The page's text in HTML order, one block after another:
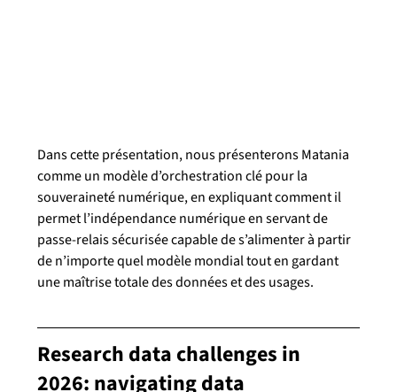
Dans cette présentation, nous présenterons Matania
comme un modèle d’orchestration clé pour la
souveraineté numérique, en expliquant comment il
permet l’indépendance numérique en servant de
passe-relais sécurisée capable de s’alimenter à partir
de n’importe quel modèle mondial tout en gardant
une maîtrise totale des données et des usages.
Research data challenges in
2026: navigating data